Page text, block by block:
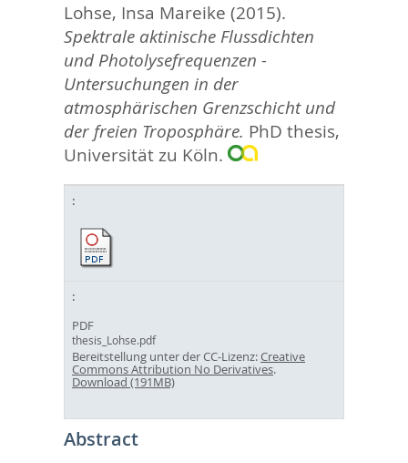
Lohse, Insa Mareike (2015).
Spektrale aktinische Flussdichten
und Photolysefrequenzen -
Untersuchungen in der
atmosphärischen Grenzschicht und
der freien Troposphäre. PhD thesis,
Universität zu Köln.
PDF
thesis_Lohse.pdf
Bereitstellung unter der CC-Lizenz:Creative
Commons Attribution No Derivatives.
Download (191MB)
Abstract